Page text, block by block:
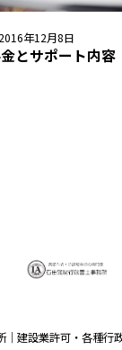
年12月8日
とサポート内容
建設業許可・各種行